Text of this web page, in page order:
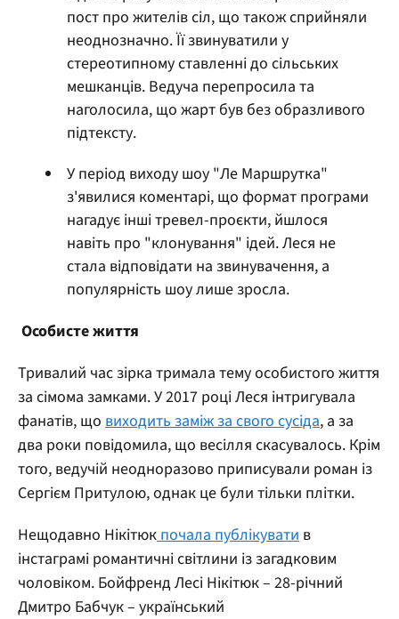
пост про жителів сіл, що також сприйняли
неоднозначно. Її звинуватили у
стереотипному ставленні до сільських
мешканців. Ведуча перепросила та
наголосила, що жарт був без образливого
підтексту.
У період виходу шоу "Ле Маршрутка"
з'явилися коментарі, що формат програми
нагадує інші тревел-проєкти, йшлося
навіть про "клонування" ідей. Леся не
стала відповідати на звинувачення, а
популярність шоу лише зросла.
Особисте життя
Тривалий час зірка тримала тему особистого життя
за сімома замками. У 2017 році Леся інтригувала
фанатів, що виходить заміж за свого сусіда, а за
два роки повідомила, що весілля скасувалось. Крім
того, ведучій неодноразово приписували роман із
Сергієм Притулою, однак це були тільки плітки.
Нещодавно Нікітюкпочала публікувати в
інстаграмі романтичні світлини із загадковим
чоловіком. Бойфренд Лесі Нікітюк – 28-річний
Дмитро Бабчук – український